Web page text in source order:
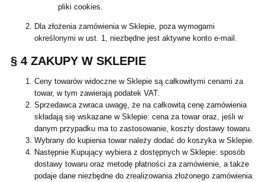
pliki cookies.
Dla złożenia zamówienia w Sklepie, poza wymogami
określonymi w ust. 1, niezbędne jest aktywne konto e-mail.
§ 4 ZAKUPY W SKLEPIE
Ceny towarów widoczne w Sklepie są całkowitymi cenami za
towar, w tym zawierają podatek VAT.
Sprzedawca zwraca uwagę, że na całkowitą cenę zamówienia
składają się wskazane w Sklepie: cena za towar oraz, jeśli w
danym przypadku ma to zastosowanie, koszty dostawy towaru.
Wybrany do kupienia towar należy dodać do koszyka w Sklepie.
Następnie Kupujący wybiera z dostępnych w Sklepie: sposób
dostawy towaru oraz metodę płatności za zamówienie, a także
podaje dane niezbędne do zrealizowania złożonego zamówienia.